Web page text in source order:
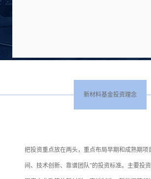
新材料基金投资理念
把投资重点放在两头，重点布局早期和成熟期项
间、技术创新、靠谱团队”的投资标准。主要投